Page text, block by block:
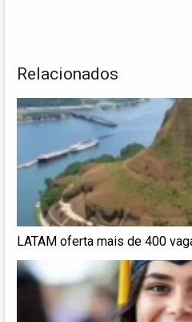
Relacionados
LATAM oferta mais de 400